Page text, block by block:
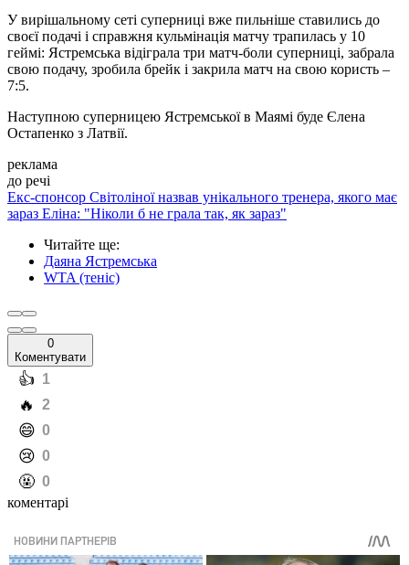
У вирішальному сеті суперниці вже пильніше ставились до
своєї подачі і справжня кульмінація матчу трапилась у 10
геймі: Ястремська відіграла три матч-боли суперниці, забрала
свою подачу, зробила брейк і закрила матч на свою користь –
7:5.
Наступною суперницею Ястремської в Маямі буде Єлена
Остапенко з Латвії.
реклама
до речі
Екс-спонсор Світоліної назвав унікального тренера, якого має
зараз Еліна: "Ніколи б не грала так, як зараз"
Читайте ще:
Даяна Ястремська
WTA (теніс)
0
Коментувати
️👍 1
️🔥 2
️😄 0
️😢 0
️🤬 0
коментарі